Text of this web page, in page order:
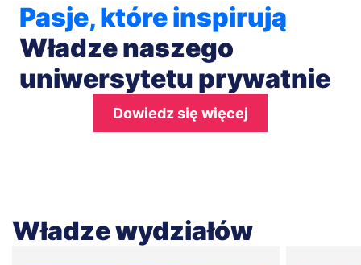
Pasje, które inspirują
Władze naszego
uniwersytetu prywatnie
Dowiedz się więcej
Władze wydziałów